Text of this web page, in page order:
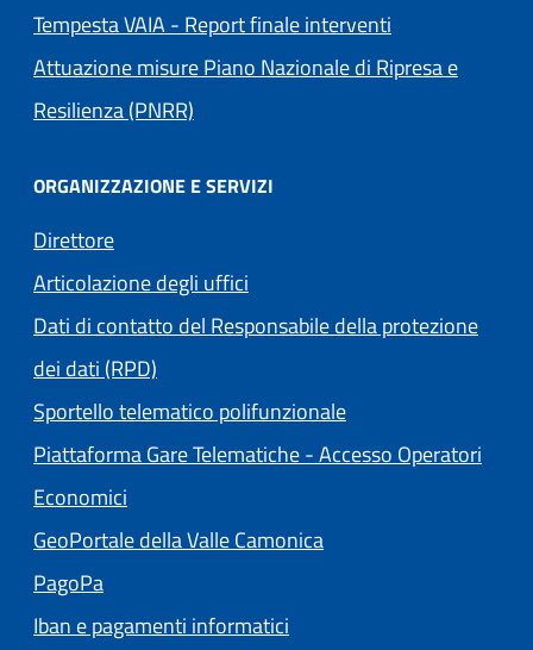
Tempesta VAIA - Report finale interventi
Attuazione misure Piano Nazionale di Ripresa e
Resilienza (PNRR)
ORGANIZZAZIONE E SERVIZI
Direttore
Articolazione degli uffici
Dati di contatto del Responsabile della protezione
dei dati (RPD)
Sportello telematico polifunzionale
Piattaforma Gare Telematiche - Accesso Operatori
Economici
GeoPortale della Valle Camonica
PagoPa
Iban e pagamenti informatici